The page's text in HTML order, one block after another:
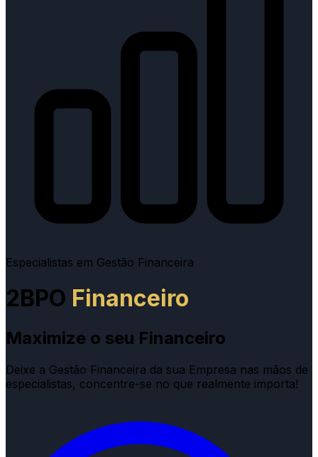
Especialistas em Gestão Financeira
2BPO Financeiro
Maximize o seu Financeiro
Deixe a Gestão Financeira da sua Empresa nas mãos de
especialistas, concentre-se no que realmente importa!